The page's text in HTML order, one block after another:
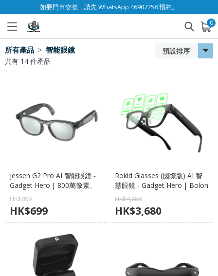
如要門市交收，請先 WhatsApp 46907258 預約。
0
已加入購物車 查看
所有產品 > 智能眼鏡
共有 14 件產品
預設排序
Jessen G2 Pro AI 智能眼鏡 -
Gadget Hero | 800萬像素、
26國翻譯、32GB、解放雙手、
1080P 高清記錄
HK$899
HK$699
Rokid Glasses (國際版) AI 智
慧眼鏡 - Gadget Hero | Bolon
聯名設計、Snapdragon AR1、
即時翻譯
HK$4,688
HK$3,680